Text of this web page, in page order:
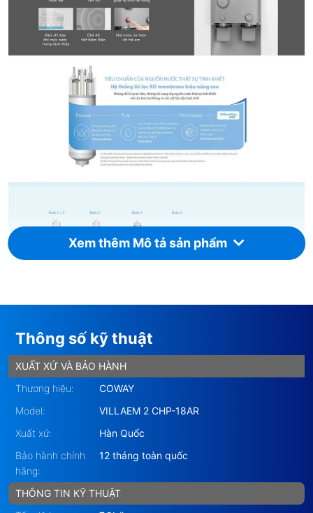
Xem thêm Mô tả sản phẩm
Thông số kỹ thuật
XUẤT XỨ VÀ BẢO HÀNH
Thương hiệu:
COWAY
Model:
VILLAEM 2 CHP-18AR
Xuất xứ:
Hàn Quốc
Bảo hành chính
hãng:
12 tháng toàn quốc
THÔNG TIN KỸ THUẬT